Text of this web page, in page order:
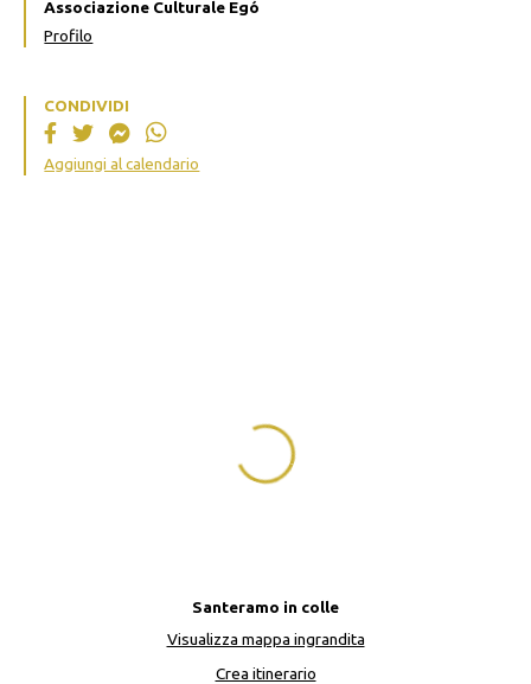
Associazione Culturale Egó
Profilo
CONDIVIDI
Aggiungi al calendario
Santeramo in colle
Visualizza mappa ingrandita
Crea itinerario